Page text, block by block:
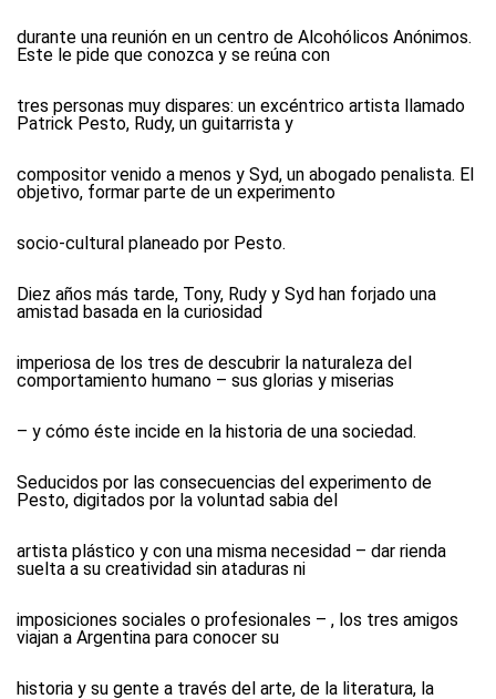
durante una reunión en un centro de Alcohólicos Anónimos.
Este le pide que conozca y se reúna con
tres personas muy dispares: un excéntrico artista llamado
Patrick Pesto, Rudy, un guitarrista y
compositor venido a menos y Syd, un abogado penalista. El
objetivo, formar parte de un experimento
socio-cultural planeado por Pesto.
Diez años más tarde, Tony, Rudy y Syd han forjado una
amistad basada en la curiosidad
imperiosa de los tres de descubrir la naturaleza del
comportamiento humano – sus glorias y miserias
– y cómo éste incide en la historia de una sociedad.
Seducidos por las consecuencias del experimento de
Pesto, digitados por la voluntad sabia del
artista plástico y con una misma necesidad – dar rienda
suelta a su creatividad sin ataduras ni
imposiciones sociales o profesionales – , los tres amigos
viajan a Argentina para conocer su
historia y su gente a través del arte, de la literatura, la